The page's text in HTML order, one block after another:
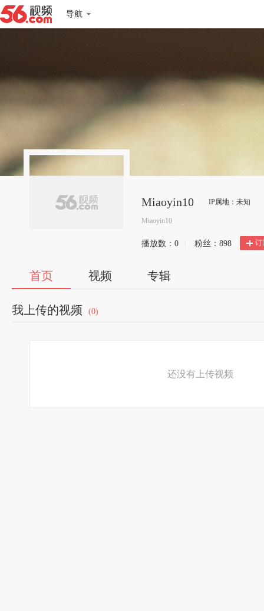
导航
Miaoyin10 IP属地：未知
Miaoyin10
播放数： 0 粉丝： 898 订
首页 视频 专辑
我上传的视频 (0)
还没有上传视频